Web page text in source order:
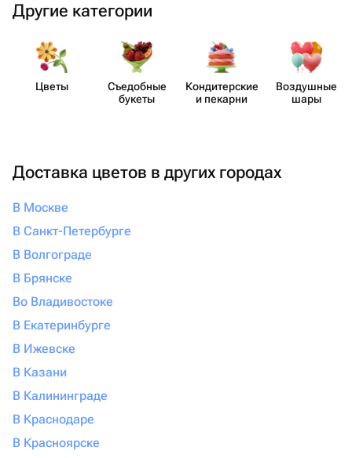
Другие категории
Цветы
Съедобные
букеты
Кондит​ерские
и пекарни
Воздушные
шары
Доставка цветов в других городах
В Москве
В Санкт-Петербурге
В Волгограде
В Брянске
Во Владивостоке
В Екатеринбурге
В Ижевске
В Казани
В Калининграде
В Краснодаре
В Красноярске